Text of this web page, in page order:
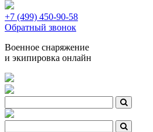
+7 (499) 450-90-58
Обратный звонок
Военное снаряжение
и экипировка онлайн